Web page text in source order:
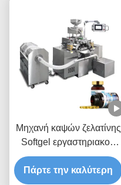
Μηχανή καψών ζελατίνης
Softgel εργαστηριακού
άνευ ραφής πετρελαίου
με το στυλοβάτη 8
Πάρτε την καλύτερη